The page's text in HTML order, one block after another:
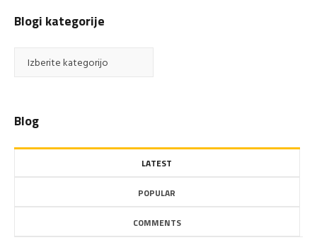
Blogi kategorije
kategorije
Blog
LATEST
POPULAR
COMMENTS